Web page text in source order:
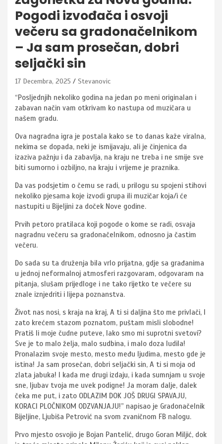
Pogodi izvođača i osvoji
večeru sa gradonačelnikom
– Ja sam prosečan, dobri
seljački sin
17 Decembra, 2025 Stevanovic
“Posljednjih nekoliko godina na jedan po meni originalan i
zabavan način vam otkrivam ko nastupa od muzičara u
našem gradu.
Ova nagradna igra je postala kako se to danas kaže viralna,
nekima se dopada, neki je ismijavaju, ali je činjenica da
izaziva pažnju i da zabavlja, na kraju ne treba i ne smije sve
biti sumorno i ozbiljno, na kraju i vrijeme je praznika.
Da vas podsjetim o čemu se radi, u prilogu su spojeni stihovi
nekoliko pjesama koje izvodi grupa ili muzičar koja/i će
nastupiti u Bijeljini za doček Nove godine.
Prvih petoro pratilaca koji pogode o kome se radi, osvaja
nagradnu večeru sa gradonačelnikom, odnosno ja častim
večeru.
Do sada su ta druženja bila vrlo prijatna, gdje sa građanima
u jednoj neformalnoj atmosferi razgovaram, odgovaram na
pitanja, slušam prijedloge i ne tako rijetko te večere su
znale iznjedriti i lijepa poznanstva.
Život nas nosi, s kraja na kraj, A ti si daljina što me privlači, I
zato krećem stazom poznatom, puštam misli slobodne!
Pratiš li moje čudne puteve, Iako smo mi suprotni svetovi?
Sve je to malo želja, malo sudbina, i malo doza ludila!
Pronalazim svoje mesto, mesto među ljudima, mesto gde je
istina! Ja sam prosečan, dobri seljački sin, A ti si moja od
zlata jabuka! I kada me drugi izdaju, i kada sumnjam u svoje
sne, ljubav tvoja me uvek podigne! Ja moram dalje, dalek
čeka me put, i zato ODLAZIM DOK JOŠ DRUGI SPAVAJU,
KORACI PLOČNIKOM ODZVANJAJU!” napisao je Gradonačelnik
Bijeljine, Ljubiša Petrović na svom zvaničnom FB nalogu.
Prvo mjesto osvojio je Bojan Pantelić, drugo Goran Miljić, dok